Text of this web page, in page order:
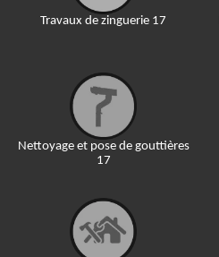
Travaux de zinguerie 17
Nettoyage et pose de gouttières
17